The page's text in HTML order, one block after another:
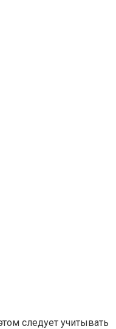
следует учитывать